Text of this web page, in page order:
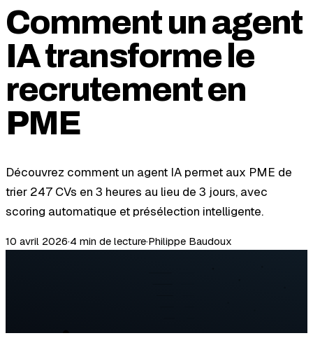
Comment un agent
IA transforme le
recrutement en
PME
Découvrez comment un agent IA permet aux PME de
trier 247 CVs en 3 heures au lieu de 3 jours, avec
scoring automatique et présélection intelligente.
10 avril 2026·4 min de lecture·Philippe Baudoux